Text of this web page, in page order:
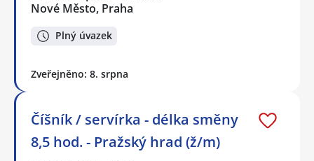
Nové Město, Praha
Plný úvazek
Zveřejněno: 8. srpna
Číšník / servírka - délka směny
8,5 hod. - Pražský hrad (ž/m)